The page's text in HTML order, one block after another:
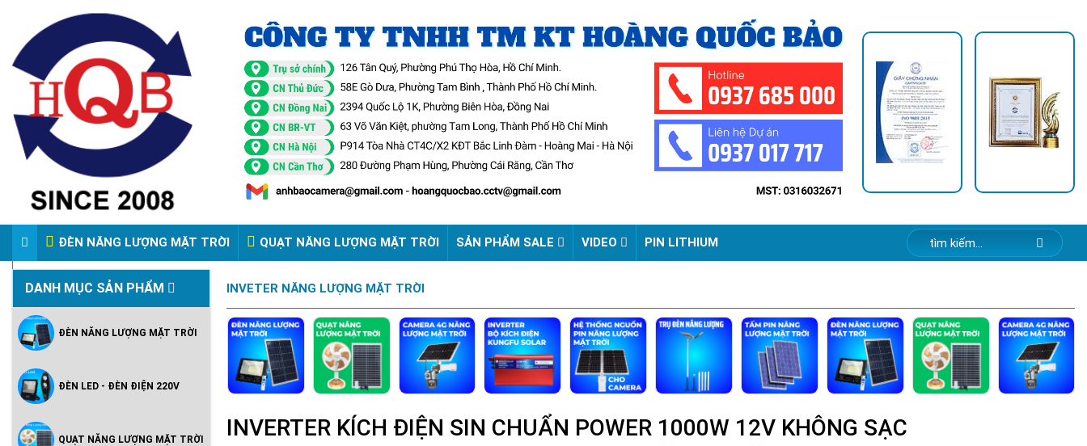
ĐÈN NĂNG LƯỢNG MẶT TRỜI QUẠT NĂNG LƯỢNG MẶT TRỜI SẢN PHẨM SALE VIDEO PIN LITHIUM
VIDEO ĐÈN PHA ĐIỆN 220V
DANH MỤC SẢN PHẨM
ĐÈN NĂNG LƯỢNG MẶT TRỜI
ĐÈN LED - ĐÈN ĐIỆN 220V
QUẠT NĂNG LƯỢNG MẶT TRỜI
INVETER NĂNG LƯỢNG MẶT TRỜI
INVERTER KÍCH ĐIỆN SIN CHUẨN POWER 1000W 12V KHÔNG SẠC